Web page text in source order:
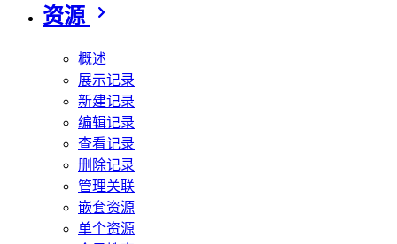
资源
概述
展示记录
新建记录
编辑记录
查看记录
删除记录
管理关联
嵌套资源
单个资源